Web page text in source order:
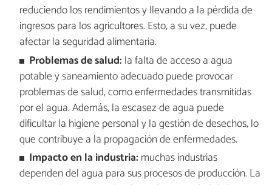
reduciendo los rendimientos y llevando a la pérdida de
ingresos para los agricultores. Esto, a su vez, puede
afectar la seguridad alimentaria.
Problemas de salud: la falta de acceso a agua
potable y saneamiento adecuado puede provocar
problemas de salud, como enfermedades transmitidas
por el agua. Además, la escasez de agua puede
dificultar la higiene personal y la gestión de desechos, lo
que contribuye a la propagación de enfermedades.
Impacto en la industria: muchas industrias
dependen del agua para sus procesos de producción. La